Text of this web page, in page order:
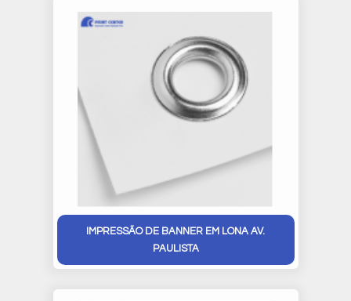
IMPRESSÃO DE BANNER EM LONA AV.
PAULISTA